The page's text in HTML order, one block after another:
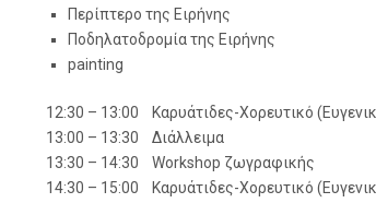
Περίπτερο της Ειρήνης
Ποδηλατοδρομία της Ειρήνης
painting
12:30 – 13:00 Καρυάτιδες-Χορευτικό
13:00 – 13:30 Διάλλειμα
13:30 – 14:30 Workshop ζωγραφικής
14:30 – 15:00 Καρυάτιδες-Χορευτικό